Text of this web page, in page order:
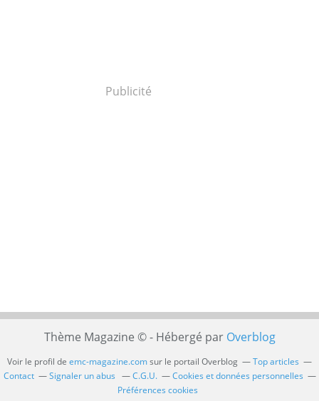
Publicité
Thème Magazine © - Hébergé par Overblog
Voir le profil de emc-magazine.comsur le portail Overblog
Top articles
Contact
Signaler un abus C.G.U.
Cookies et données personnelles
Préférences cookies